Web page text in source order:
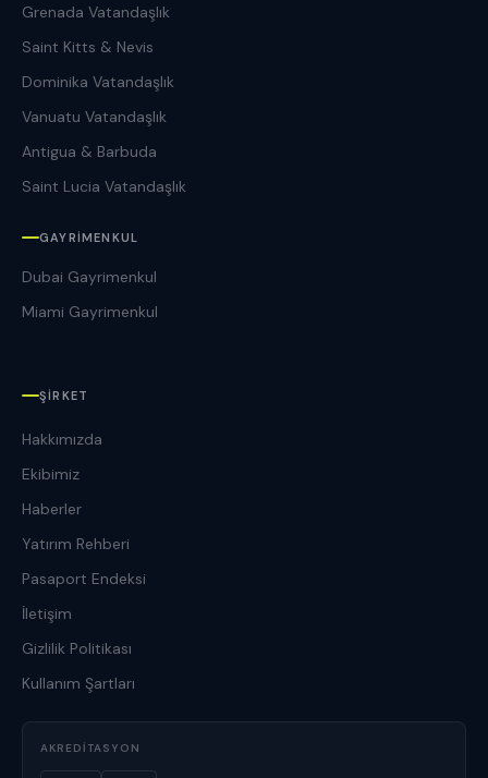
Grenada Vatandaşlık
Saint Kitts & Nevis
Dominika Vatandaşlık
Vanuatu Vatandaşlık
Antigua & Barbuda
Saint Lucia Vatandaşlık
GAYRIMENKUL
Dubai Gayrimenkul
Miami Gayrimenkul
ŞIRKET
Hakkımızda
Ekibimiz
Haberler
Yatırım Rehberi
Pasaport Endeksi
İletişim
Gizlilik Politikası
Kullanım Şartları
AKREDITASYON